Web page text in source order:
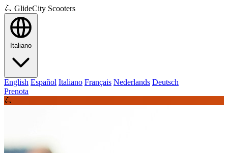
🛴 GlideCity Scooters
Italiano
English Español Italiano Français Nederlands Deutsch
Prenota
🛴